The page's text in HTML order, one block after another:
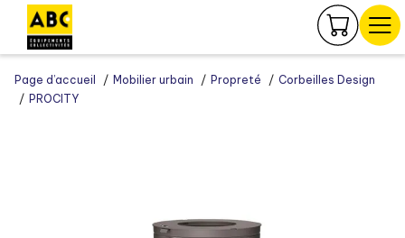
Page d’accueil Mobilier urbain Propreté
Corbeilles Design
PROCITY
Panneau de gestion des cookies